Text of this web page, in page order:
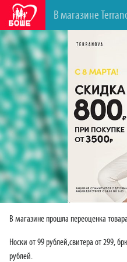
В магазине прошла переоценка
Носки от 99 рублей,свитера от 299,
рублей.